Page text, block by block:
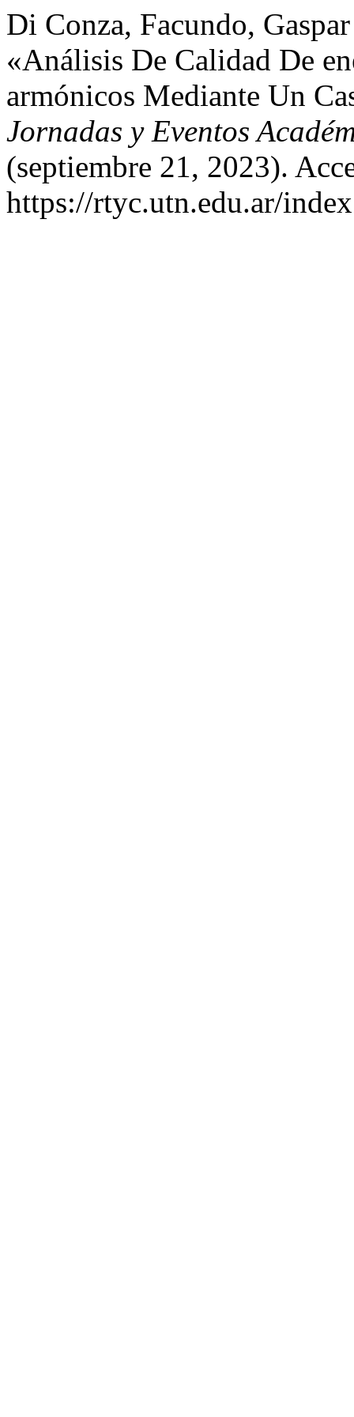
Di Conza, Facundo,
«Análisis De Calidad De
armónicos Mediante Un
Jornadas y Eventos
(septiembre 21, 2023).
https://rtyc.utn.edu.ar/